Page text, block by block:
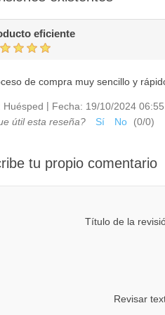
eficiente
de compra muy sencillo y
Huésped | Fecha: 19/10/2024
útil esta reseña?
Sí No (0/0)
tu propio comentario
Título de la
Revisar